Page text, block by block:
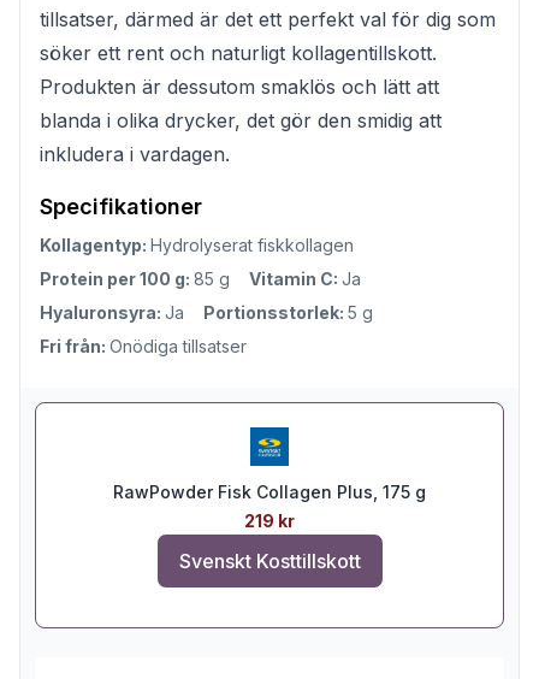
tillsatser, därmed är det ett perfekt val för dig som
söker ett rent och naturligt kollagentillskott.
Produkten är dessutom smaklös och lätt att
blanda i olika drycker, det gör den smidig att
inkludera i vardagen.
Specifikationer
Kollagentyp: Hydrolyserat fiskkollagen
Protein per 100 g: 85 g Vitamin C: Ja
Hyaluronsyra: Ja Portionsstorlek: 5 g
Fri från: Onödiga tillsatser
RawPowder Fisk Collagen Plus, 175 g
219 kr
Svenskt Kosttillskott